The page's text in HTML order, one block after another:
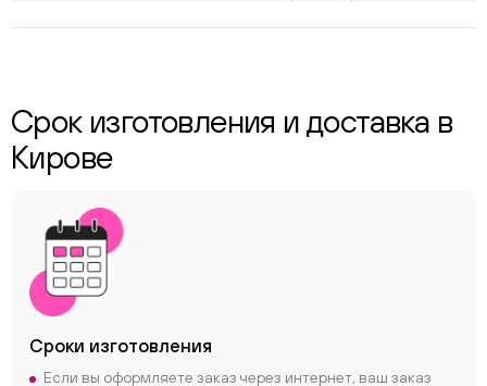
Срок изготовления и доставка в
Кирове
Сроки изготовления
Если вы оформляете заказ через интернет, ваш заказ